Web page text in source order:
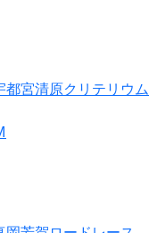
都宮清原クリテリウム